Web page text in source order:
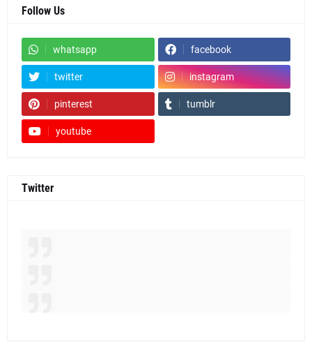
Follow Us
whatsapp facebook
twitter instagram
pinterest tumblr
youtube
Twitter